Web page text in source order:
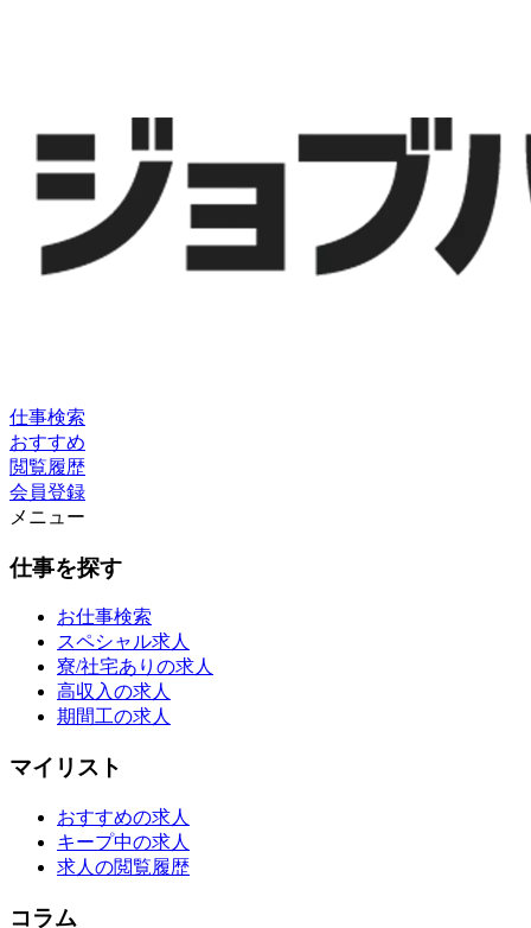
仕事検索
おすすめ
閲覧履歴
会員登録
メニュー
仕事を探す
お仕事検索
スペシャル求人
寮/社宅ありの求人
高収入の求人
期間工の求人
マイリスト
おすすめの求人
キープ中の求人
求人の閲覧履歴
コラム